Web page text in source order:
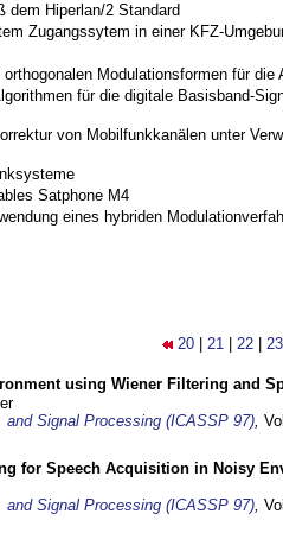
dem Hiperlan/2 Standard
Zugangssytem in einer KFZ-
Modulationsformen für
für die digitale Basisband-
von Mobilfunkkanälen unter
Satphone M4
eines hybriden
20 21 22 23
using Wiener Filtering and
Signal Processing (ICASSP 97),
for Speech Acquisition in Noisy
Signal Processing (ICASSP 97),